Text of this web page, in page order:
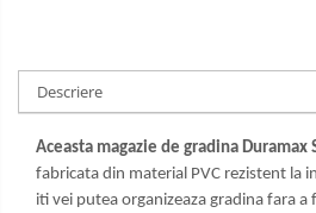
Descriere
Aceasta magazie de gradina Duramax
fabricata din material PVC rezistent la
iti vei putea organizeaza gradina fara a